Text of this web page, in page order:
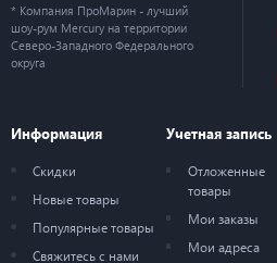
* Компания ПроМарин - лучший
шоу-рум Mercury на территории
Северо-Западного Федерального
округа
Информация
Скидки
Новые товары
Популярные товары
Свяжитесь с нами
Учетная запись
Отложенные
товары
Мои заказы
Мои адреса